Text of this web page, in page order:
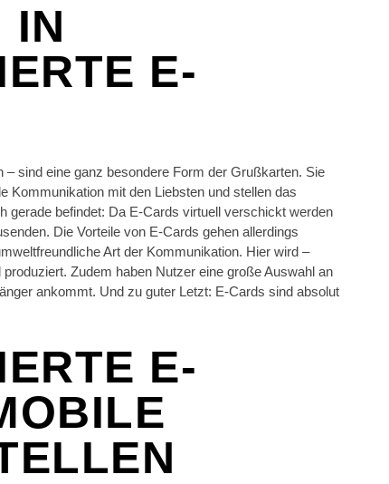
IN
E-
sind eine ganz besondere Form der Grußkarten. Sie
Kommunikation mit den Liebsten und stellen das
gerade befindet: Da E-Cards virtuell verschickt werden
Die Vorteile von E-Cards gehen allerdings
Art der Kommunikation. Hier wird –
Zudem haben Nutzer eine große Auswahl an
ankommt. Und zu guter Letzt: E-Cards sind absolut
E-